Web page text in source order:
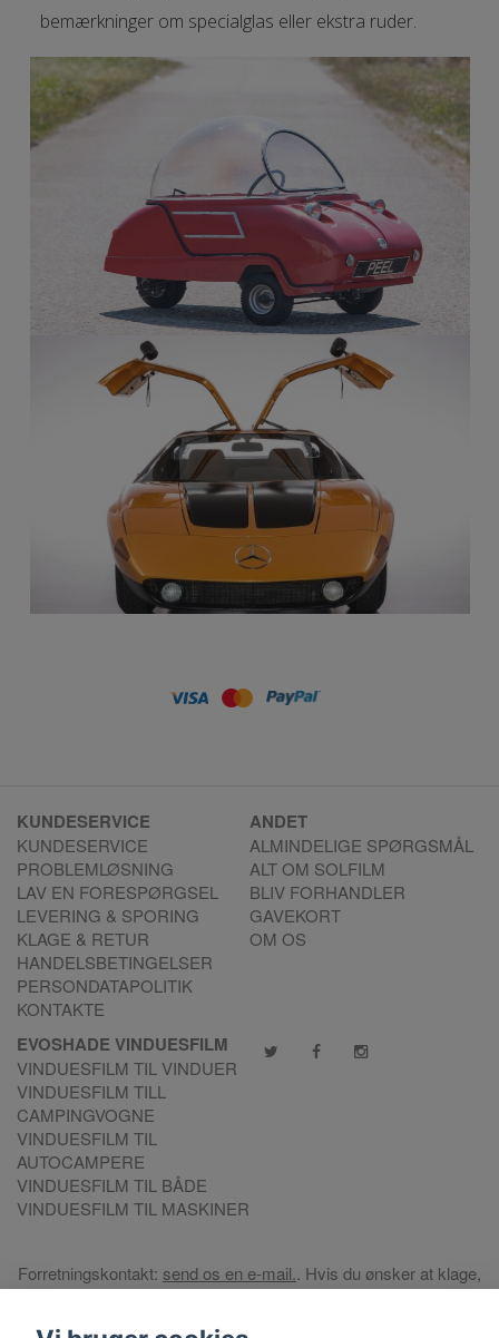
bemærkninger om specialglas eller ekstra ruder.
KUNDESERVICE
KUNDESERVICE
PROBLEMLØSNING
LAV EN FORESPØRGSEL
LEVERING & SPORING
KLAGE & RETUR
HANDELSBETINGELSER
PERSONDATAPOLITIK
KONTAKTE
ANDET
ALMINDELIGE SPØRGSMÅL
ALT OM SOLFILM
BLIV FORHANDLER
GAVEKORT
OM OS
EVOSHADE VINDUESFILM
VINDUESFILM TIL VINDUER
VINDUESFILM TILL
CAMPINGVOGNE
VINDUESFILM TIL
AUTOCAMPERE
VINDUESFILM TIL BÅDE
VINDUESFILM TIL MASKINER
Forretningskontakt: send os en e-mail.. Hvis du ønsker at klage,
så brug venligst voresKlageportal